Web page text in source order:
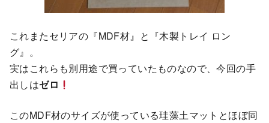
これまたセリアの『MDF材』と『木製トレイ ロン
グ』。
実はこれらも別用途で買っていたものなので、今回の手
出しはゼロ
このMDF材のサイズが使っている珪藻土マットとほぼ同